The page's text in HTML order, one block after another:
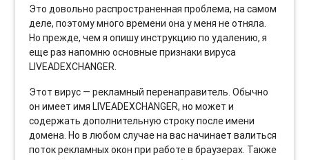
Это довольно распространенная проблема, на самом
деле, поэтому много времени она у меня не отняла.
Но прежде, чем я опишу инструкцию по удалению, я
еще раз напомню основные признаки вируса
LIVEADEXCHANGER.
Этот вирус — рекламный перенаправитель. Обычно
он имеет имя LIVEADEXCHANGER, но может и
содержать дополнительную строку после имени
домена. Но в любом случае на вас начинает валиться
поток рекламных окон при работе в браузерах. Также